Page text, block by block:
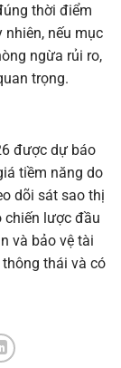
thời điểm
nếu mục
ngừa rủi ro,
trọng.
được dự báo
tiềm năng do
dõi sát sao thị
chiến lược đầu
và bảo vệ tài
thái và có